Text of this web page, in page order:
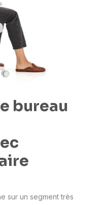
bureau
sur un segment très